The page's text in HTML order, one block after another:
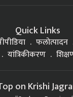
Quick Links
फलोत्पादन
यांत्रिकीकरण
on Krishi